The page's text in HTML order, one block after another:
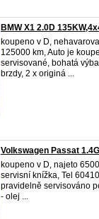
BMW X1 2.0D
koupeno v D,​
125000 km, Auto je
servisované,​ bohatá
brzdy,​ 2 x originá ...
Volkswagen Passat
koupeno v D,​ najeto
servisní knížka,​ Tel
pravidelně servisováno
- olej ...